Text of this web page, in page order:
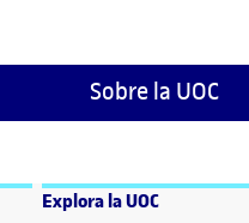
Sobre la UOC
Explora la UOC